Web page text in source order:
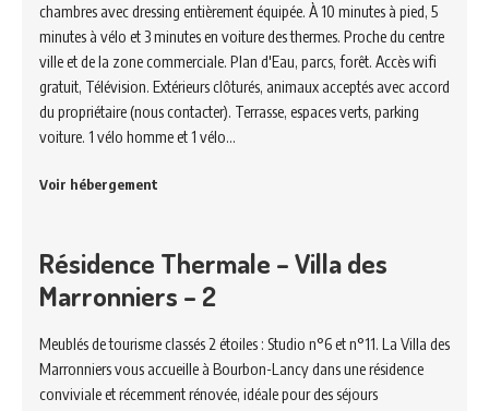
chambres avec dressing entièrement équipée. À 10 minutes à pied, 5
minutes à vélo et 3 minutes en voiture des thermes. Proche du centre
ville et de la zone commerciale. Plan d'Eau, parcs, forêt. Accès wifi
gratuit, Télévision. Extérieurs clôturés, animaux acceptés avec accord
du propriétaire (nous contacter). Terrasse, espaces verts, parking
voiture. 1 vélo homme et 1 vélo…
Voir hébergement
Résidence Thermale – Villa des
Marronniers – 2
Meublés de tourisme classés 2 étoiles : Studio n°6 et n°11. La Villa des
Marronniers vous accueille à Bourbon-Lancy dans une résidence
conviviale et récemment rénovée, idéale pour des séjours